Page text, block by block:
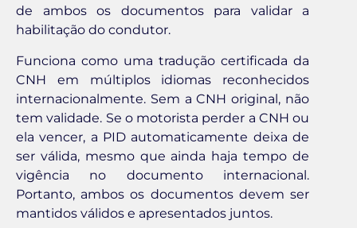
de ambos os documentos para validar a
habilitação do condutor.
Funciona como uma tradução certificada da
CNH em múltiplos idiomas reconhecidos
internacionalmente. Sem a CNH original, não
tem validade. Se o motorista perder a CNH ou
ela vencer, a PID automaticamente deixa de
ser válida, mesmo que ainda haja tempo de
vigência no documento internacional.
Portanto, ambos os documentos devem ser
mantidos válidos e apresentados juntos.